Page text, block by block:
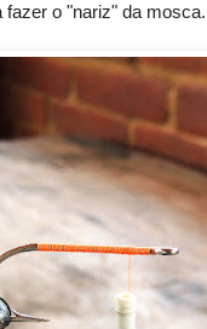
o "nariz" da mosca.